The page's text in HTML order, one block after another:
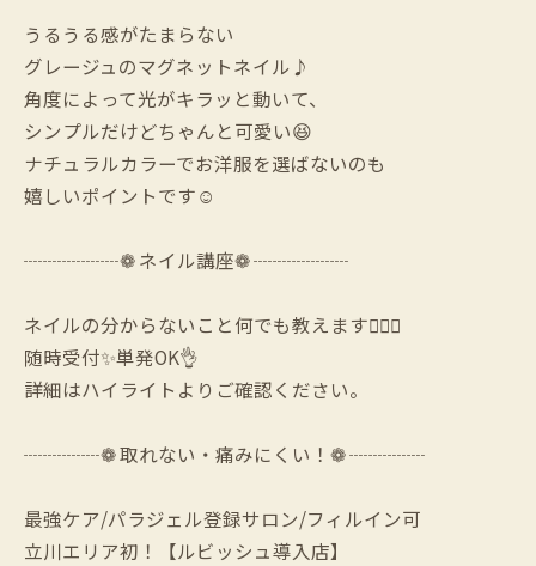
うるうる感がたまらない
グレージュのマグネットネイル♪
角度によって光がキラッと動いて、
シンプルだけどちゃんと可愛い😆
ナチュラルカラーでお洋服を選ばないのも
嬉しいポイントです☺️
┈┈┈┈┈❁ ネイル講座❁ ┈┈┈┈┈
ネイルの分からないこと何でも教えます🙆‍♀️✨
随時受付✨単発OK👌
詳細はハイライトよりご確認ください。
┈┈┈┈❁ 取れない・痛みにくい！❁ ┈┈┈┈
最強ケア/パラジェル登録サロン/フィルイン可
立川エリア初！【ルビッシュ導入店】